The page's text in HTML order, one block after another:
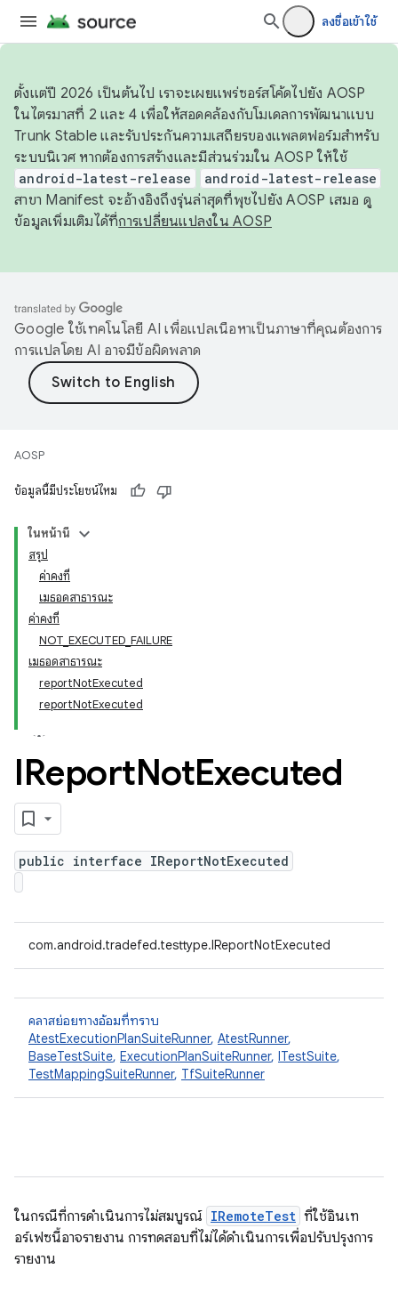
ลงชื่อเข้าใช้
ตั้งแต่ปี 2026 เป็นต้นไป เราจะเผยแพร่ซอร์สโค้ดไปยัง AOSP
ในไตรมาสที่ 2 และ 4 เพื่อให้สอดคล้องกับโมเดลการพัฒนาแบบ
Trunk Stable และรับประกันความเสถียรของแพลตฟอร์มสำหรับ
ระบบนิเวศ หากต้องการสร้างและมีส่วนร่วมใน AOSP ให้ใช้
android-latest-release android-latest-release
สาขา Manifest จะอ้างอิงถึงรุ่นล่าสุดที่พุชไปยัง AOSP เสมอ ดู
ข้อมูลเพิ่มเติมได้ที่การเปลี่ยนแปลงใน AOSP
Google ใช้เทคโนโลยี AI เพื่อแปลเนื้อหาเป็นภาษาที่คุณต้องการ
การแปลโดย AI อาจมีข้อผิดพลาด
AOSP
ข้อมูลนี้มีประโยชน์ไหม
ในหน้านี้
สรุป
ค่าคงที่
เมธอดสาธารณะ
ค่าคงที่
NOT_EXECUTED_FAILURE
เมธอดสาธารณะ
reportNotExecuted
reportNotExecuted
IReportNotExecuted
public interface IReportNotExecuted
com.android.tradefed.testtype.IReportNotExecuted
คลาสย่อยทางอ้อมที่ทราบ
AtestExecutionPlanSuiteRunner, AtestRunner,
BaseTestSuite, ExecutionPlanSuiteRunner, ITestSuite,
TestMappingSuiteRunner, TfSuiteRunner
ในกรณีที่การดำเนินการไม่สมบูรณ์ IRemoteTest ที่ใช้อินเท
อร์เฟซนี้อาจรายงาน การทดสอบที่ไม่ได้ดำเนินการเพื่อปรับปรุงการ
รายงาน